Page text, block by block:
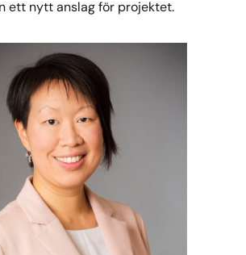
ett nytt anslag för projektet.